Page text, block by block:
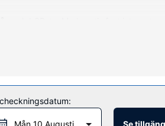
och hårtorkar. På rummet finns
Mån 10 Augusti Se